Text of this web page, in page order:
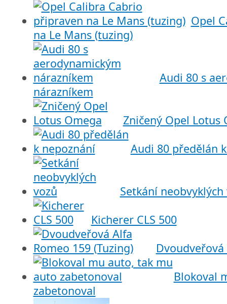
Opel
na Le Mans (tuzing)
Audi 80 s
nárazníkem
Zničený Opel Lotus
Audi 80 předělán
Setkání neobvyklých
Kicherer CLS 500
Dvoudveřová
Blokoval
zabetonoval